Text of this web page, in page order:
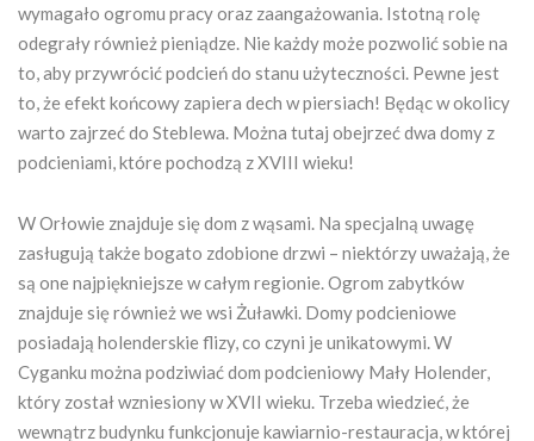
wymagało ogromu pracy oraz zaangażowania. Istotną rolę
odegrały również pieniądze. Nie każdy może pozwolić sobie na
to, aby przywrócić podcień do stanu użyteczności. Pewne jest
to, że efekt końcowy zapiera dech w piersiach! Będąc w okolicy
warto zajrzeć do Steblewa. Można tutaj obejrzeć dwa domy z
podcieniami, które pochodzą z XVIII wieku!
W Orłowie znajduje się dom z wąsami. Na specjalną uwagę
zasługują także bogato zdobione drzwi – niektórzy uważają, że
są one najpiękniejsze w całym regionie. Ogrom zabytków
znajduje się również we wsi Żuławki. Domy podcieniowe
posiadają holenderskie flizy, co czyni je unikatowymi. W
Cyganku można podziwiać dom podcieniowy Mały Holender,
który został wzniesiony w XVII wieku. Trzeba wiedzieć, że
wewnątrz budynku funkcjonuje kawiarnio-restauracja, w której